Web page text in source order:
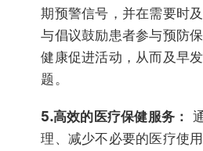
期预警信号，并在需要时
与倡议鼓励患者参与预防
健康促进活动，从而及早
题。
5.高效的医疗保健服务：
理、减少不必要的医疗使